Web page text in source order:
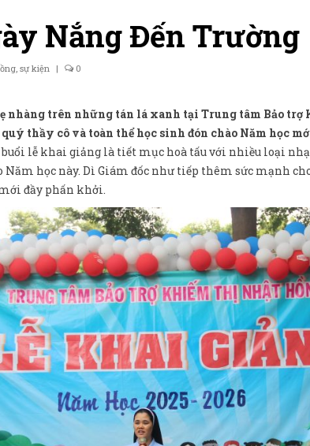
Nắng Đến Trường
, sự kiện | 0
nhàng trên những tán lá xanh tại Trung tâm Bảo
thầy cô và toàn thể học sinh đón chào Năm học
lễ khai giảng là tiết mục hoà tấu với nhiều loại
học này. Dì Giám đốc như tiếp thêm sức mạnh
đầy phấn khởi.